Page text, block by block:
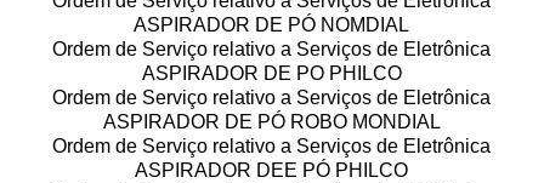
ASPIRADOR DE PÓ NOMDIAL
Ordem de Serviço relativo a Serviços de Eletrônica
ASPIRADOR DE PO PHILCO
Ordem de Serviço relativo a Serviços de Eletrônica
ASPIRADOR DE PÓ ROBO MONDIAL
Ordem de Serviço relativo a Serviços de Eletrônica
ASPIRADOR DEE PÓ PHILCO